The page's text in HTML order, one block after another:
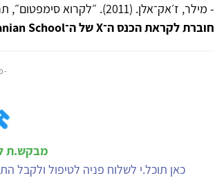
- מילר, ז׳אק־אלן. (2011). ״לקרוא סימפטום״, תרגום: קלאודיה אידן, בתוך:
חוברת לקראת הכנס ה־X של ה־New Lacanian School
-
מבקש.ת
כאן תוכל.י לשלוח פניה לטיפול ולקבל